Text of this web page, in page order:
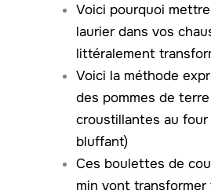
Voici pourquoi
laurier dans vos
littéralement
Voici la méthode
des pommes de
croustillantes au four
bluffant)
Ces boulettes de
min vont transformer